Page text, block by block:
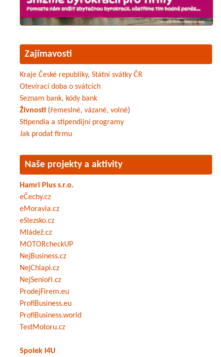
Zajímavosti
Kraje České republiky, Státní svátky ČR
Otevírací doba o svátcích
Seznam bank, kódy bank
Živnosti (řemeslné, vázané, volné)
Stipendia a stipendijní programy
Jak prodat firmu
Naše projekty a aktivity
Hamri Plus s.r.o.
eČechy.cz
eMoravia.cz
eSlezsko.cz
Mládež.cz
MOTORcheckUP
NejBusiness.cz
NejChlapi.cz
NejSenioři.cz
ProdejFirem.eu
ProfiBusiness.eu
ProfiBusiness.world
TestMotoru.cz
Spolek I4U